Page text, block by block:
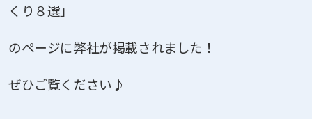
くり８選」
のページに弊社が掲載されました！
ぜひご覧ください♪